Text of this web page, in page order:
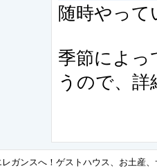
随時やって
季節によっ
うので、詳
ガンスへ！ゲストハウス、お土産